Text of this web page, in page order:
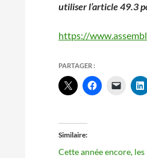
utiliser l’article 49.3
https://
PARTAGER :
Similaire
Cette année encore, les